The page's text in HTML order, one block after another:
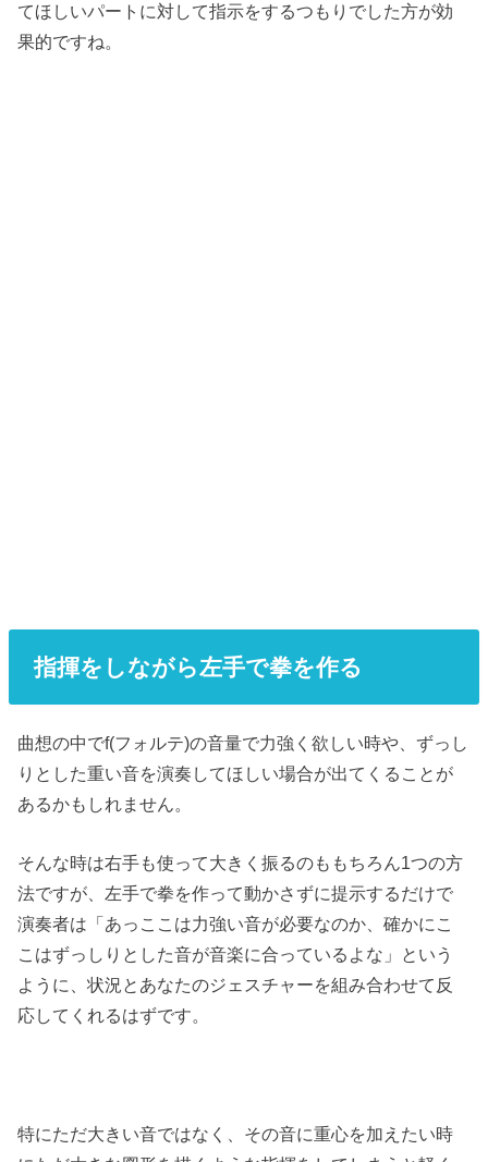
てほしいパートに対して指示をするつもりでした方が効
果的ですね。
指揮をしながら左手で拳を作る
曲想の中でf(フォルテ)の音量で力強く欲しい時や、ずっし
りとした重い音を演奏してほしい場合が出てくることが
あるかもしれません。
そんな時は右手も使って大きく振るのももちろん1つの方
法ですが、左手で拳を作って動かさずに提示するだけで
演奏者は「あっここは力強い音が必要なのか、確かにこ
こはずっしりとした音が音楽に合っているよな」という
ように、状況とあなたのジェスチャーを組み合わせて反
応してくれるはずです。
特にただ大きい音ではなく、その音に重心を加えたい時